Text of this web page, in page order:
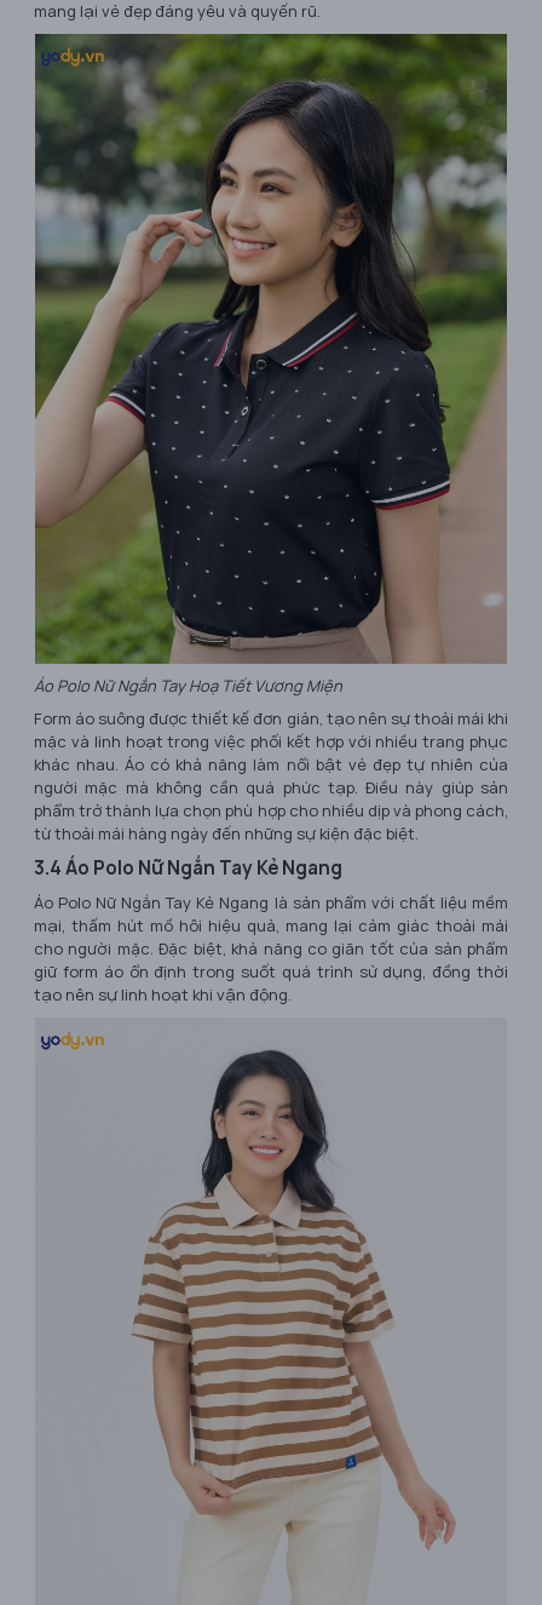
mang lại vẻ đẹp đáng yêu và quyến rũ.
Áo Polo Nữ Ngắn Tay Hoạ Tiết Vương Miện
Form áo suông được thiết kế đơn giản, tạo nên sự thoải mái khi
mặc và linh hoạt trong việc phối kết hợp với nhiều trang phục
khác nhau. Áo có khả năng làm nổi bật vẻ đẹp tự nhiên của
người mặc mà không cần quá phức tạp. Điều này giúp sản
phẩm trở thành lựa chọn phù hợp cho nhiều dịp và phong cách,
từ thoải mái hàng ngày đến những sự kiện đặc biệt.
3.4 Áo Polo Nữ Ngắn Tay Kẻ Ngang
Áo Polo Nữ Ngắn Tay Kẻ Ngang là sản phẩm với chất liệu mềm
mại, thấm hút mồ hôi hiệu quả, mang lại cảm giác thoải mái
cho người mặc. Đặc biệt, khả năng co giãn tốt của sản phẩm
giữ form áo ổn định trong suốt quá trình sử dụng, đồng thời
tạo nên sự linh hoạt khi vận động.